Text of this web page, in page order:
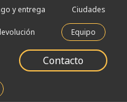
y entrega Ciudades
Equipo
Contacto